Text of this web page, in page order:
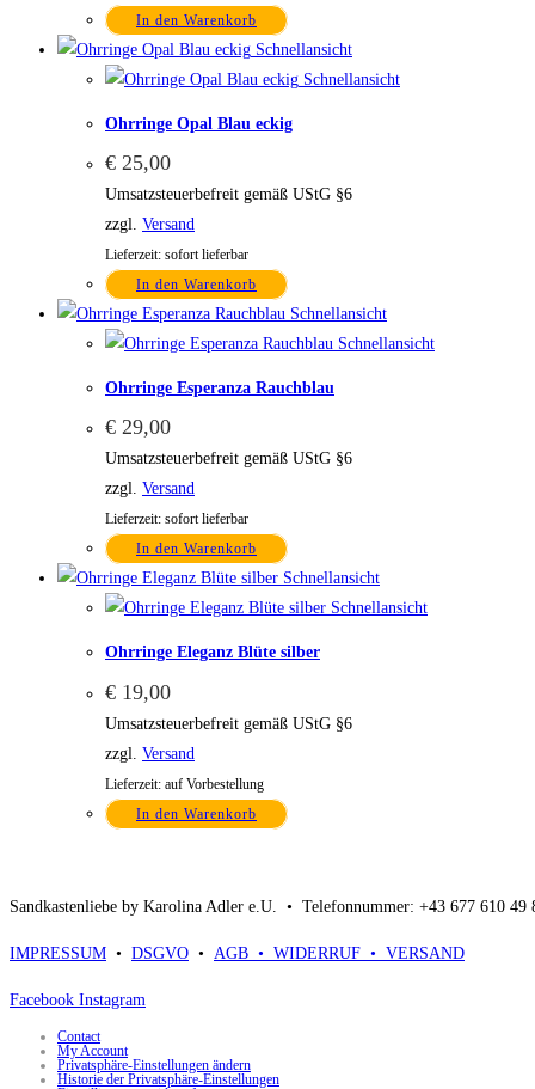
In den Warenkorb
Schnellansicht
Schnellansicht
Ohrringe Opal Blau eckig
€ 25,00
Umsatzsteuerbefreit gemäß UStG §6
zzgl. Versand
Lieferzeit: sofort lieferbar
In den Warenkorb
Schnellansicht
Schnellansicht
Ohrringe Esperanza Rauchblau
€ 29,00
Umsatzsteuerbefreit gemäß UStG §6
zzgl. Versand
Lieferzeit: sofort lieferbar
In den Warenkorb
Schnellansicht
Schnellansicht
Ohrringe Eleganz Blüte silber
€ 19,00
Umsatzsteuerbefreit gemäß UStG §6
zzgl. Versand
Lieferzeit: auf Vorbestellung
In den Warenkorb
Sandkastenliebe by Karolina Adler e.U. • Telefonnummer: +43 677 610
IMPRESSUM • DSGVO • AGB • WIDERRUF • VERSAND
Facebook Instagram
Contact
My Account
Privatsphäre-Einstellungen ändern
Historie der Privatsphäre-Einstellungen